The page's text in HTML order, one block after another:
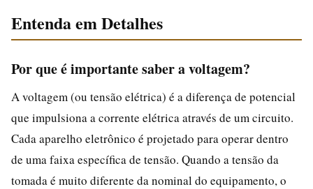
Entenda em Detalhes
Por que é importante saber a voltagem?
A voltagem (ou tensão elétrica) é a diferença de potencial
que impulsiona a corrente elétrica através de um circuito.
Cada aparelho eletrônico é projetado para operar dentro
de uma faixa específica de tensão. Quando a tensão da
tomada é muito diferente da nominal do equipamento, o